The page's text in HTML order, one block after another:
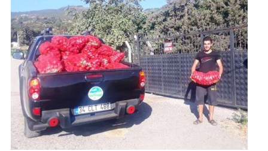
EĞİTİM
GALERİ
VİDEO
YAZARLAR
BİZE
ULAŞIN